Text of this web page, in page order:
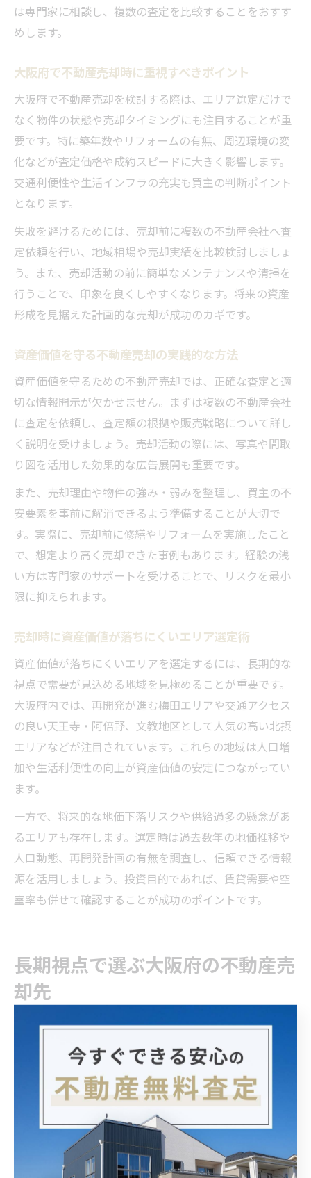
は専門家に相談し、複数の査定を比較することをおすす
めします。
大阪府で不動産売却時に重視すべきポイント
大阪府で不動産売却を検討する際は、エリア選定だけで
なく物件の状態や売却タイミングにも注目することが重
要です。特に築年数やリフォームの有無、周辺環境の変
化などが査定価格や成約スピードに大きく影響します。
交通利便性や生活インフラの充実も買主の判断ポイント
となります。
失敗を避けるためには、売却前に複数の不動産会社へ査
定依頼を行い、地域相場や売却実績を比較検討しましょ
う。また、売却活動の前に簡単なメンテナンスや清掃を
行うことで、印象を良くしやすくなります。将来の資産
形成を見据えた計画的な売却が成功のカギです。
資産価値を守る不動産売却の実践的な方法
資産価値を守るための不動産売却では、正確な査定と適
切な情報開示が欠かせません。まずは複数の不動産会社
に査定を依頼し、査定額の根拠や販売戦略について詳し
く説明を受けましょう。売却活動の際には、写真や間取
り図を活用した効果的な広告展開も重要です。
また、売却理由や物件の強み・弱みを整理し、買主の不
安要素を事前に解消できるよう準備することが大切で
す。実際に、売却前に修繕やリフォームを実施したこと
で、想定より高く売却できた事例もあります。経験の浅
い方は専門家のサポートを受けることで、リスクを最小
限に抑えられます。
売却時に資産価値が落ちにくいエリア選定術
資産価値が落ちにくいエリアを選定するには、長期的な
視点で需要が見込める地域を見極めることが重要です。
大阪府内では、再開発が進む梅田エリアや交通アクセス
の良い天王寺・阿倍野、文教地区として人気の高い北摂
エリアなどが注目されています。これらの地域は人口増
加や生活利便性の向上が資産価値の安定につながってい
ます。
一方で、将来的な地価下落リスクや供給過多の懸念があ
るエリアも存在します。選定時は過去数年の地価推移や
人口動態、再開発計画の有無を調査し、信頼できる情報
源を活用しましょう。投資目的であれば、賃貸需要や空
室率も併せて確認することが成功のポイントです。
長期視点で選ぶ大阪府の不動産売
却先
長期的な資産価値維持を考えた不動産売却先
不動産売却を検討する際、長期的な資産価値を維持でき
る売却先の選定は極めて重要です。大阪府内では、再開
発が進むエリアや交通インフラの充実した地域が、将来
的にも需要が高まる傾向にあります。例えば、駅近物件
や大型商業施設周辺の住宅は、生活利便性が高く資産価